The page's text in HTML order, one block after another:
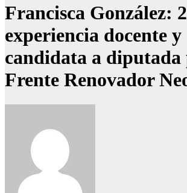
Francisca González:
experiencia docente y
candidata a diputada
Frente Renovador